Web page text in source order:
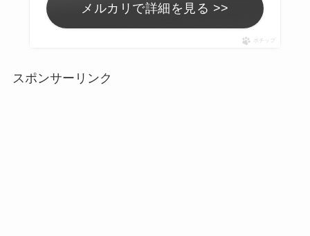
メルカリで詳細を見る >>
ポチップ
スポンサーリンク